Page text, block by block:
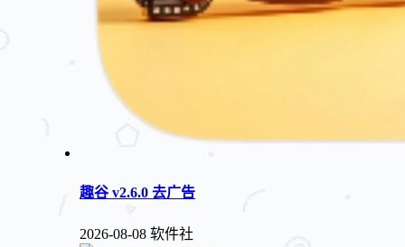
趣谷 v2.6.0 去广告
2026-08-08 软件社